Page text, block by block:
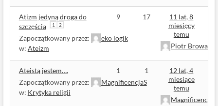
Atizm jedyną droga do
szczęścia
1 2
Zapoczątkowany przez:
eko logik
w: Ateizm
9 17
11 lat, 8
miesięcy
temu
Piotr
Ateistą jestem….
Zapoczątkowany przez:
MagnificencjaS
w: Krytyka religii
1 1
12 lat, 4
miesiące
temu
MagnificencjaS